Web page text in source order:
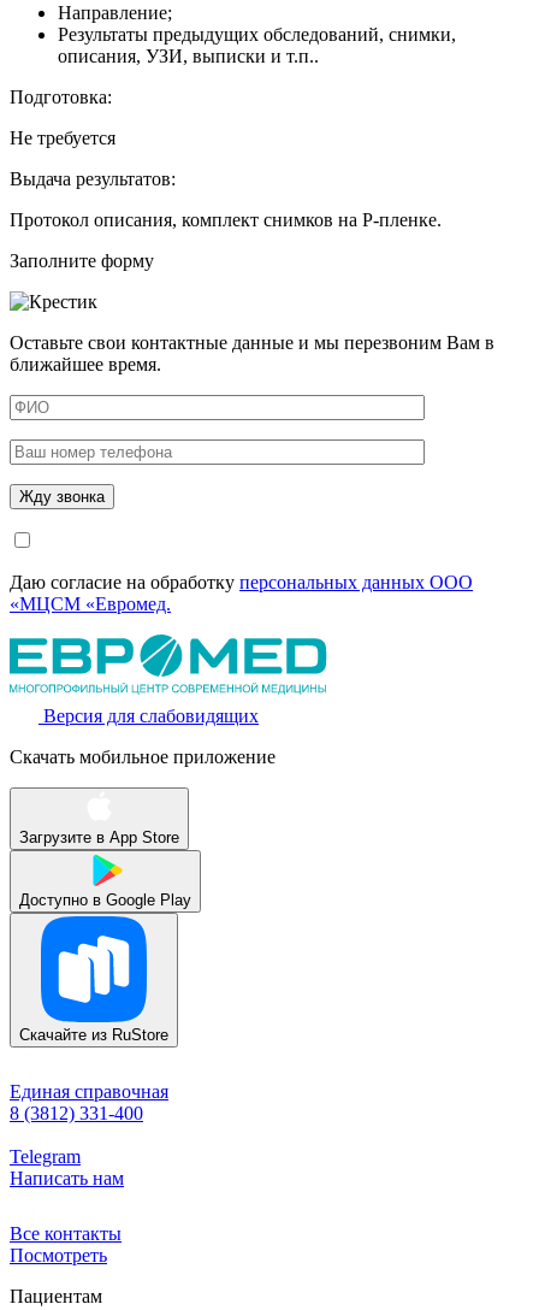
Направление;
Результаты предыдущих обследований, снимки,
описания, УЗИ, выписки и т.п..
Подготовка:
Не требуется
Выдача результатов:
Протокол описания, комплект снимков на Р-пленке.
Заполните форму
Оставьте свои контактные данные и мы перезвоним Вам в
ближайшее время.
Даю согласие на обработку персональных данных ООО
«МЦСМ «Евромед.
Версия для слабовидящих
Скачать мобильное приложение
Загрузите в App Store
Доступно в Google Play
Скачайте из RuStore
Единая справочная
8 (3812) 331-400
Telegram
Написать нам
Все контакты
Посмотреть
Пациентам